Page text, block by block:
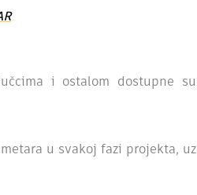
i ostalom dostupne su
u svakoj fazi projekta, uz